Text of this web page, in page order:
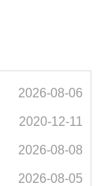
2026-08-06
2020-12-11
2026-08-08
2026-08-05